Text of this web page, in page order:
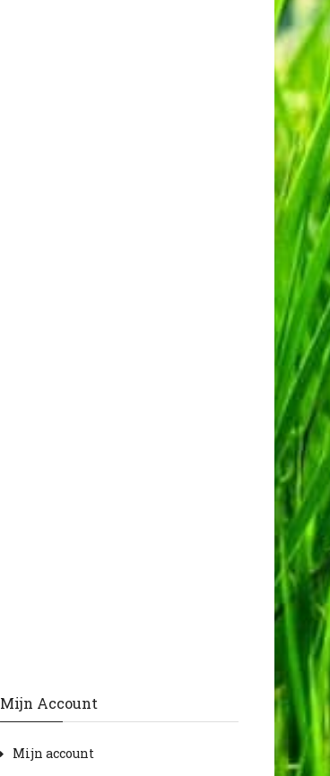
Mijn Account
Mijn account